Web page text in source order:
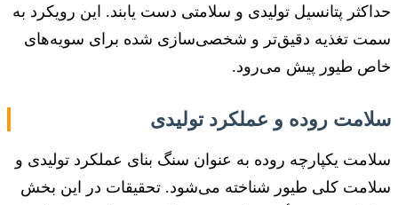
حداکثر پتانسیل تولیدی و سلامتی دست یابند. این رویکرد به
سمت تغذیه دقیق‌تر و شخصی‌سازی شده برای سویه‌های
خاص طیور پیش می‌رود.
سلامت روده و عملکرد تولیدی
سلامت یکپارچه روده به عنوان سنگ بنای عملکرد تولیدی و
سلامت کلی طیور شناخته می‌شود. تحقیقات در این بخش